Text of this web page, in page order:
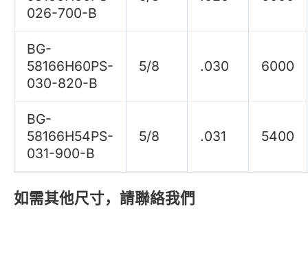
026-700-B
BG-
58166H60PS-
030-820-B
5/8 .030 6000
BG-
58166H54PS-
031-900-B
5/8 .031 5400
如需其他尺寸，請聯絡我們